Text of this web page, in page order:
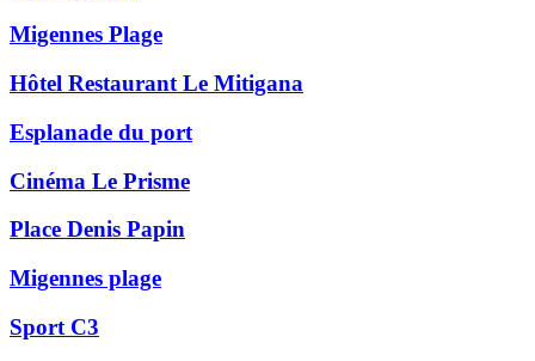
Migennes Plage
Hôtel Restaurant Le Mitigana
Esplanade du port
Cinéma Le Prisme
Place Denis Papin
Migennes plage
Sport C3